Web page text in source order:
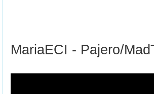
MariaECI - Pajero/